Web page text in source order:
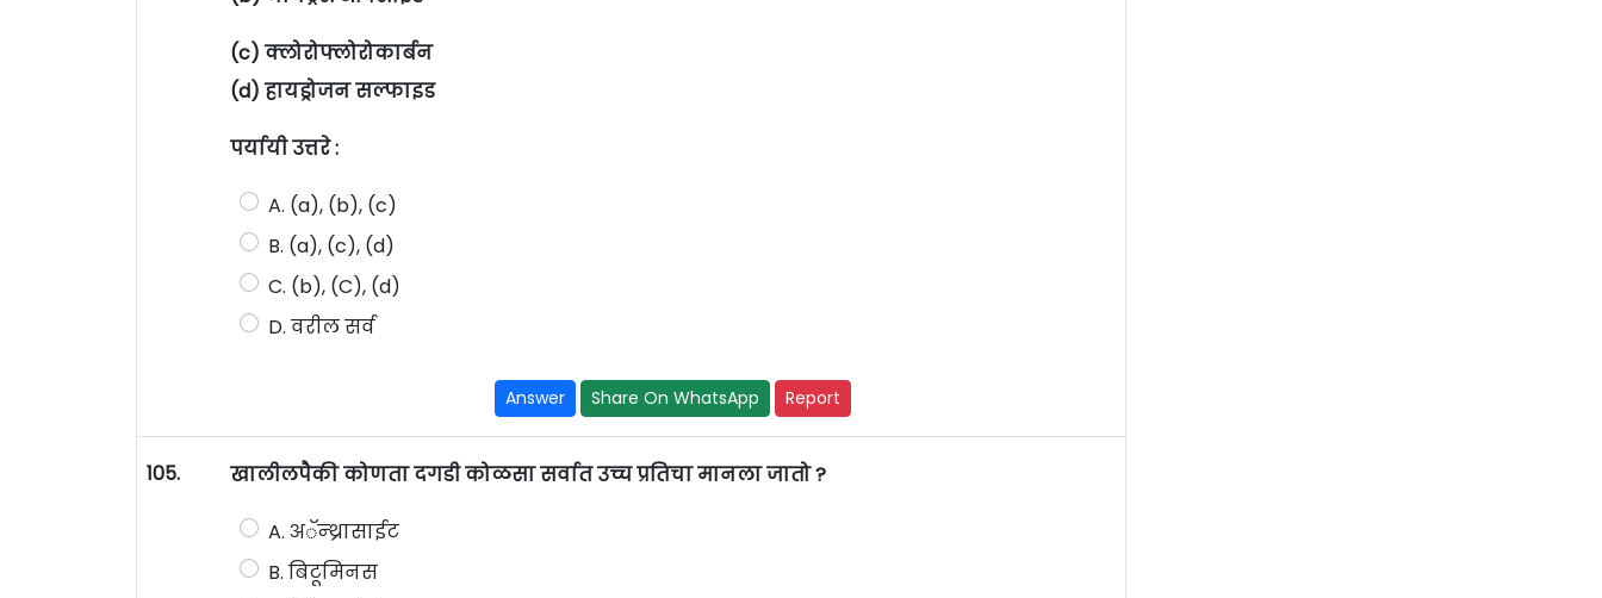
(c) क्लोरोफ्लोरोकार्बन
(d) हायड्रोजन सल्फाइड
पर्यायी उत्तरे :
A. (a), (b), (c)
B. (a), (c), (d)
C. (b), (C), (d)
D. वरील सर्व
Answer Share On WhatsApp Report
105. खालीलपैकी कोणता दगडी कोळसा सर्वात उच्च प्रतिचा मानला जातो ?
A. अॅन्थ्रासाईट
B. बिटूमिनस